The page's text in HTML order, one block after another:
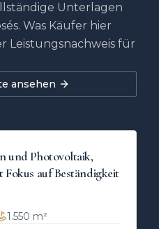
Unterlagen
Was Käufer hier
Leistungsnachweis für
ansehen
und Photovoltaik,
auf Beständigkeit
1.550 m²